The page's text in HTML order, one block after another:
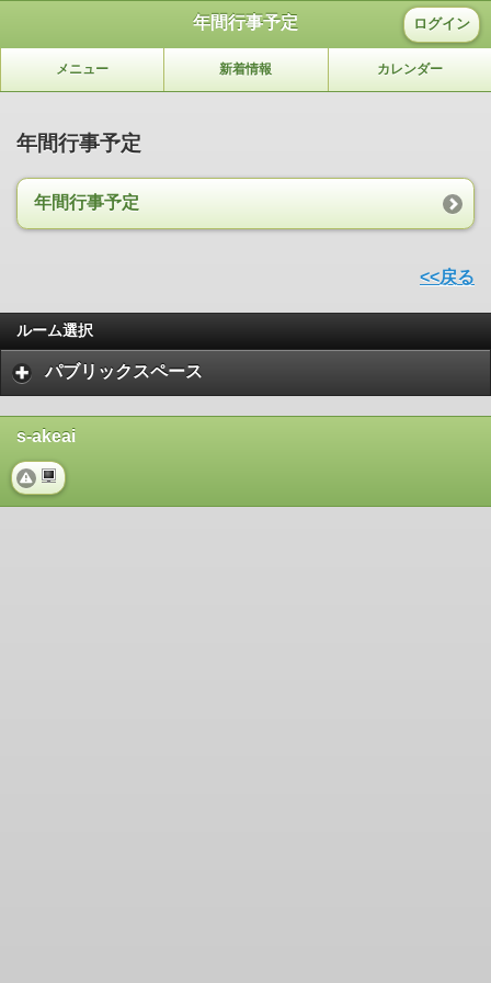
年間行事予定 ログイン
メニュー 新着情報 カレンダー
年間行事予定
年間行事予定
<<戻る
ルーム選択
パブリックスペース
s-akeai